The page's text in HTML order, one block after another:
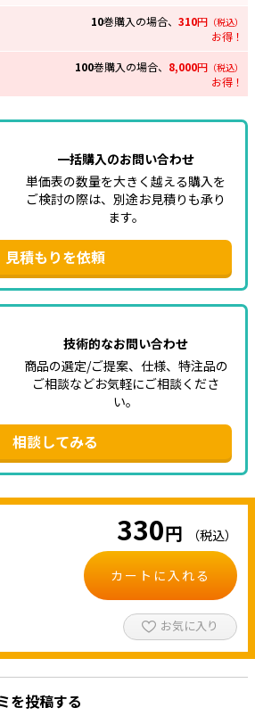
10巻購入の場合、 310円 （税込）
お得！
100巻購入の場合、 8,000円 （税込）
お得！
一括購入のお問い合わせ
単価表の数量を大きく越える購入を
ご検討の際は、別途お見積りも承り
ます。
見積もりを依頼
技術的なお問い合わせ
商品の選定/ご提案、仕様、特注品の
ご相談などお気軽にご相談くださ
い。
相談してみる
330円 （税込）
カートに入れる
お気に入り
を投稿する